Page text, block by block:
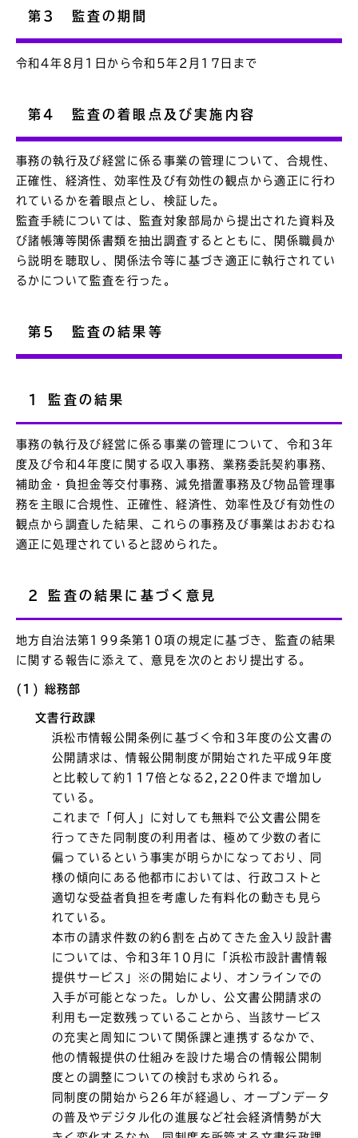
第3 監査の期間
令和4年8月1日から令和5年2月17日まで
第4 監査の着眼点及び実施内容
事務の執行及び経営に係る事業の管理について、合規性、
正確性、経済性、効率性及び有効性の観点から適正に行わ
れているかを着眼点とし、検証した。
監査手続については、監査対象部局から提出された資料及
び諸帳簿等関係書類を抽出調査するとともに、関係職員か
ら説明を聴取し、関係法令等に基づき適正に執行されてい
るかについて監査を行った。
第5 監査の結果等
1 監査の結果
事務の執行及び経営に係る事業の管理について、令和3年
度及び令和4年度に関する収入事務、業務委託契約事務、
補助金・負担金等交付事務、減免措置事務及び物品管理事
務を主眼に合規性、正確性、経済性、効率性及び有効性の
観点から調査した結果、これらの事務及び事業はおおむね
適正に処理されていると認められた。
2 監査の結果に基づく意見
地方自治法第199条第10項の規定に基づき、監査の結果
に関する報告に添えて、意見を次のとおり提出する。
(1) 総務部
文書行政課
浜松市情報公開条例に基づく令和3年度の公文書の
公開請求は、情報公開制度が開始された平成9年度
と比較して約117倍となる2,220件まで増加し
ている。
これまで「何人」に対しても無料で公文書公開を
行ってきた同制度の利用者は、極めて少数の者に
偏っているという事実が明らかになっており、同
様の傾向にある他都市においては、行政コストと
適切な受益者負担を考慮した有料化の動きも見ら
れている。
本市の請求件数の約6割を占めてきた金入り設計書
については、令和3年10月に「浜松市設計書情報
提供サービス」※の開始により、オンラインでの
入手が可能となった。しかし、公文書公開請求の
利用も一定数残っていることから、当該サービス
の充実と周知について関係課と連携するなかで、
他の情報提供の仕組みを設けた場合の情報公開制
度との調整についての検討も求められる。
同制度の開始から26年が経過し、オープンデータ
の普及やデジタル化の進展など社会経済情勢が大